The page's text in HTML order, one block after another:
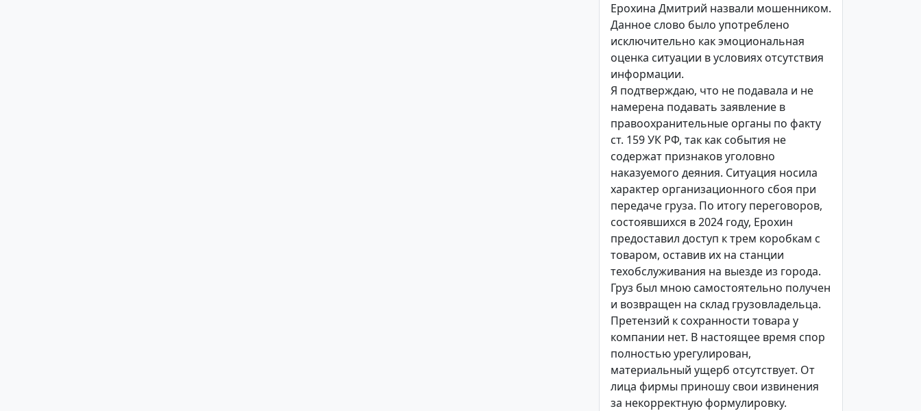
Ерохина Дмитрий назвали мошенником.
Данное слово было употреблено
исключительно как эмоциональная
оценка ситуации в условиях отсутствия
информации.
Я подтверждаю, что не подавала и не
намерена подавать заявление в
правоохранительные органы по факту
ст. 159 УК РФ, так как события не
содержат признаков уголовно
наказуемого деяния. Ситуация носила
характер организационного сбоя при
передаче груза. По итогу переговоров,
состоявшихся в 2024 году, Ерохин
предоставил доступ к трем коробкам с
товаром, оставив их на станции
техобслуживания на выезде из города.
Груз был мною самостоятельно получен
и возвращен на склад грузовладельца.
Претензий к сохранности товара у
компании нет. В настоящее время спор
полностью урегулирован,
материальный ущерб отсутствует. От
лица фирмы приношу свои извинения
за некорректную формулировку.